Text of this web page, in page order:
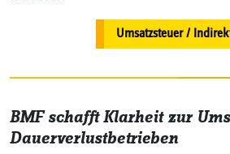
Umsatzsteuer /
BMF schafft Klarheit zur
Dauerverlustbetrieben